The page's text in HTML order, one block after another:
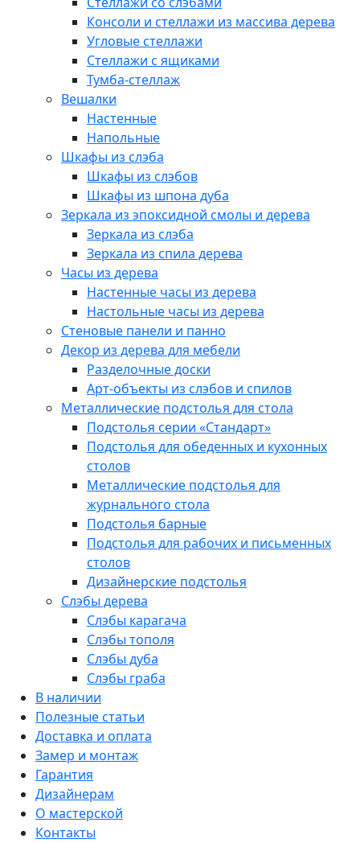
Консоли и стеллажи из массива дерева
Угловые стеллажи
Стеллажи с ящиками
Тумба-стеллаж
Вешалки
Настенные
Напольные
Шкафы из слэба
Шкафы из слэбов
Шкафы из шпона дуба
Зеркала из эпоксидной смолы и дерева
Зеркала из слэба
Зеркала из спила дерева
Часы из дерева
Настенные часы из дерева
Настольные часы из дерева
Стеновые панели и панно
Декор из дерева для мебели
Разделочные доски
Арт-объекты из слэбов и спилов
Металлические подстолья для стола
Подстолья серии «Стандарт»
Подстолья для обеденных и кухонных
столов
Металлические подстолья для
журнального стола
Подстолья барные
Подстолья для рабочих и письменных
столов
Дизайнерские подстолья
Слэбы дерева
Слэбы карагача
Слэбы тополя
Слэбы дуба
Слэбы граба
В наличии
Полезные статьи
Доставка и оплата
Замер и монтаж
Гарантия
Дизайнерам
О мастерской
Контакты